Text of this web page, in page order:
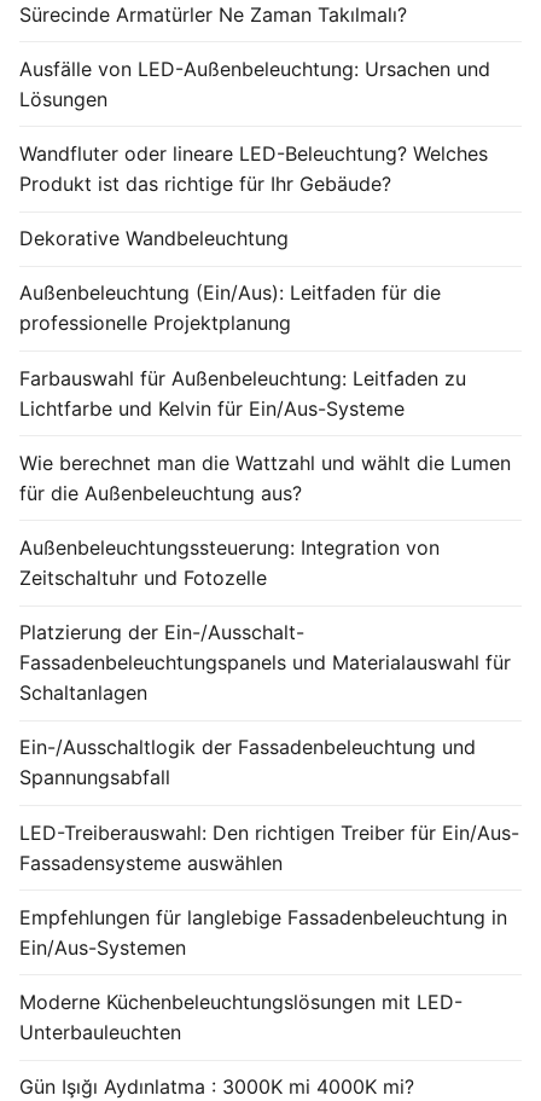
Fassadenanimation LEDLine Serie
Fassadenanimation DOTLED-Serie
KATALOG
KONTAKT & BESTELLUNG
ÜBER UNS
Häufig gestellte Fragen
BLOG
Turkish
English
Arabic
Sürecinde Armatürler Ne Zaman Takılmalı?
Ausfälle von LED-Außenbeleuchtung: Ursachen und
Lösungen
Wandfluter oder lineare LED-Beleuchtung? Welches
Produkt ist das richtige für Ihr Gebäude?
Dekorative Wandbeleuchtung
Außenbeleuchtung (Ein/Aus): Leitfaden für die
professionelle Projektplanung
Farbauswahl für Außenbeleuchtung: Leitfaden zu
Lichtfarbe und Kelvin für Ein/Aus-Systeme
Wie berechnet man die Wattzahl und wählt die Lumen
für die Außenbeleuchtung aus?
Außenbeleuchtungssteuerung: Integration von
Zeitschaltuhr und Fotozelle
Platzierung der Ein-/Ausschalt-
Fassadenbeleuchtungspanels und Materialauswahl für
Schaltanlagen
Ein-/Ausschaltlogik der Fassadenbeleuchtung und
Spannungsabfall
LED-Treiberauswahl: Den richtigen Treiber für Ein/Aus-
Fassadensysteme auswählen
Empfehlungen für langlebige Fassadenbeleuchtung in
Ein/Aus-Systemen
Moderne Küchenbeleuchtungslösungen mit LED-
Unterbauleuchten
Gün Işığı Aydınlatma : 3000K mi 4000K mi?